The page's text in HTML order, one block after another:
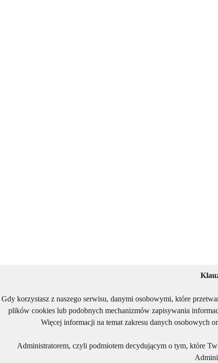
Gdy korzystasz z naszego serwisu, danymi osobowymi, które
plików cookies lub podobnych mechanizmów zapisywania
Więcej informacji na temat zakresu danych osobowych
Administratorem, czyli podmiotem decydującym o tym, które